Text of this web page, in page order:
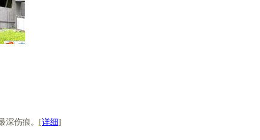
深伤痕。[详细]